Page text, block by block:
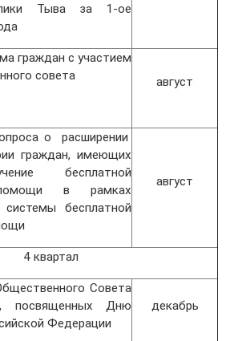
Тыва за 1-ое
граждан с участием
совета
август
о расширении
граждан, имеющих
бесплатной
в рамках
системы бесплатной
август
4 квартал
Совета
посвященных Дню
Федерации
декабрь